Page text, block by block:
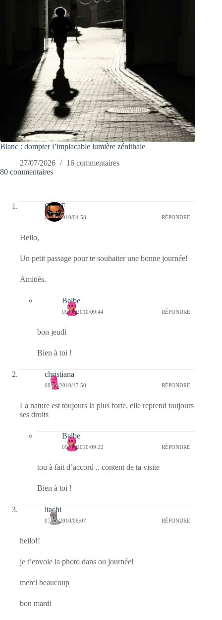
Blanc : dompter l’implacable lumière zénithale
27/07/2026
16 commentaires
80 commentaires
CLDF
09/09/2010/04:58 RÉPONDRE
Hello,
Un petit passage pour te souhaiter une bonne journée!
Amitiés.
Belbe
09/09/2010/09:44 RÉPONDRE
bon jeudi
Bien à toi !
christiana
08/09/2010/17:50 RÉPONDRE
La nature est toujours la plus forte, elle reprend toujours
ses droits
Belbe
09/09/2010/09:22 RÉPONDRE
tou à fait d’accord .. content de ta visite
Bien à toi !
itachi
07/09/2010/06:07 RÉPONDRE
hello!!
je t’envoie la photo dans ou journée!
merci beaucoup
bon mardi